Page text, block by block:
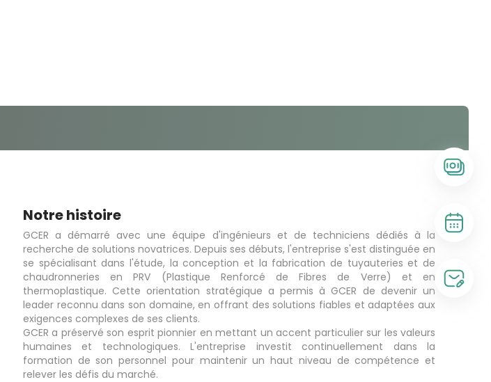
Notre histoire
GCER a démarré avec une équipe d'ingénieurs et de techniciens dédiés à la
recherche de solutions novatrices. Depuis ses débuts, l'entreprise s'est distinguée en
se spécialisant dans l'étude, la conception et la fabrication de tuyauteries et de
chaudronneries en PRV (Plastique Renforcé de Fibres de Verre) et en
thermoplastique. Cette orientation stratégique a permis à GCER de devenir un
leader reconnu dans son domaine, en offrant des solutions fiables et adaptées aux
exigences complexes de ses clients.
GCER a préservé son esprit pionnier en mettant un accent particulier sur les valeurs
humaines et technologiques. L'entreprise investit continuellement dans la
formation de son personnel pour maintenir un haut niveau de compétence et
relever les défis du marché.